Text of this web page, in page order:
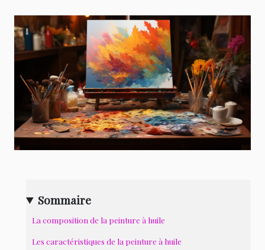
Sommaire
La composition de la peinture à huile
Les caractéristiques de la peinture à huile